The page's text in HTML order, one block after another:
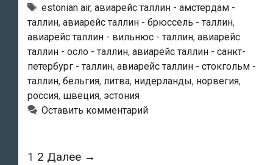
в
течение
двух
дней
отменила
18
рейсов
Метки
estonian air, авиарейс таллин - амстердам -
таллин, авиарейс таллин - брюссель - таллин,
авиарейс таллин - вильнюс - таллин, авиарейс
таллин - осло - таллин, авиарейс таллин - санкт-
петербург - таллин, авиарейс таллин - стокгольм -
таллин, бельгия, литва, нидерланды, норвегия,
россия, швеция, эстония
Оставить комментарий
Навигация
1 2 Далее →